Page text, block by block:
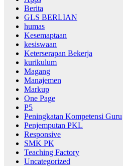
Berita
GLS BERLIAN
humas
Kesemaptaan
kesiswaan
Keterserapan Bekerja
kurikulum
Magang
Manajemen
Markup
One Page
P5
Peningkatan Kompetensi Guru
Penjemputan PKL
Responsive
SMK PK
Teaching Factory
Uncategorized